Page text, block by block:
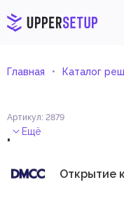
Главная Каталог
Артикул: 2879
. Ещё
Открытие